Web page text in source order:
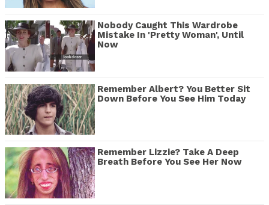
Nobody Caught This Wardrobe
Mistake In 'Pretty Woman', Until
Now
Remember Albert? You Better Sit
Down Before You See Him Today
Remember Lizzie? Take A Deep
Breath Before You See Her Now